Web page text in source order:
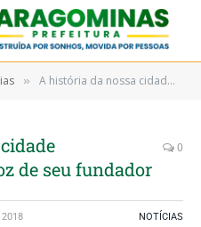
» A história da nossa cidade imortalizada pela voz de seu fundador
de seu fundador
0
2018 NOTÍCIAS